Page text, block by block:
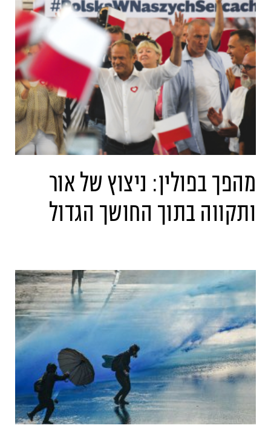
מהפך בפולין: ניצוץ של אור
ותקווה בתוך החושך הגדול